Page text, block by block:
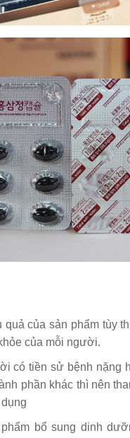
quả của sản phẩm tùy
của mỗi người.
có tiền sử bệnh nặng
phần khác thì nên
bổ sung dinh